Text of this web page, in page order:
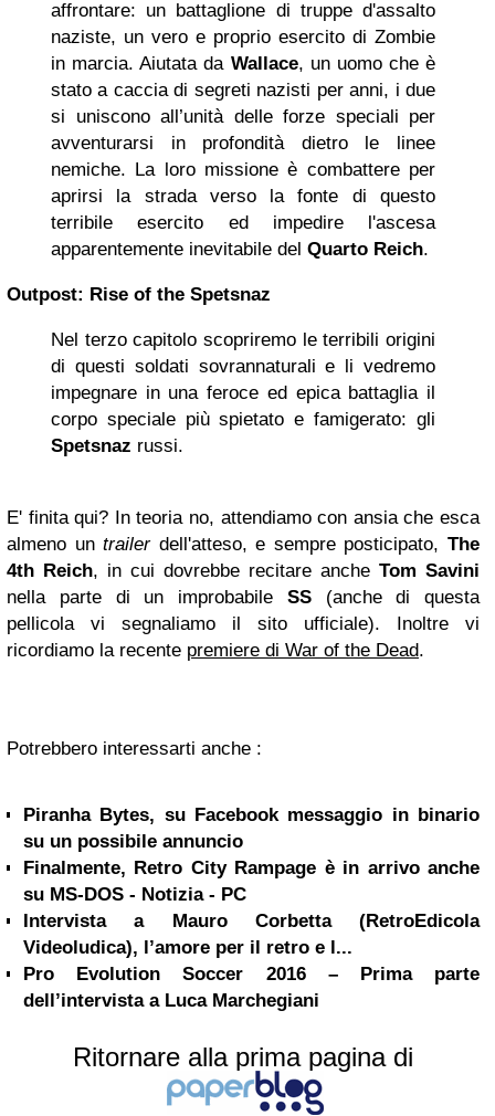
affrontare: un battaglione di truppe d'assalto
naziste, un vero e proprio esercito di Zombie
in marcia. Aiutata da Wallace, un uomo che è
stato a caccia di segreti nazisti per anni, i due
si uniscono all’unità delle forze speciali per
avventurarsi in profondità dietro le linee
nemiche. La loro missione è combattere per
aprirsi la strada verso la fonte di questo
terribile esercito ed impedire l'ascesa
apparentemente inevitabile del Quarto Reich.
Outpost: Rise of the Spetsnaz
Nel terzo capitolo scopriremo le terribili origini
di questi soldati sovrannaturali e li vedremo
impegnare in una feroce ed epica battaglia il
corpo speciale più spietato e famigerato: gli
Spetsnaz russi.
E' finita qui? In teoria no, attendiamo con ansia che esca
almeno untrailerdell'atteso, e sempre posticipato,The
4th Reich, in cui dovrebbe recitare anche Tom Savini
nella parte di un improbabile SS(anche di questa
pellicola vi segnaliamo il sito ufficiale). Inoltre vi
ricordiamo la recente premiere di War of the Dead.
Potrebbero interessarti anche :
Piranha Bytes, su Facebook messaggio in binario
su un possibile annuncio
Finalmente, Retro City Rampage è in arrivo anche
su MS-DOS - Notizia - PC
Intervista a Mauro Corbetta (RetroEdicola
Videoludica), l’amore per il retro e l...
Pro Evolution Soccer 2016 – Prima parte
dell’intervista a Luca Marchegiani
Ritornare alla prima pagina di